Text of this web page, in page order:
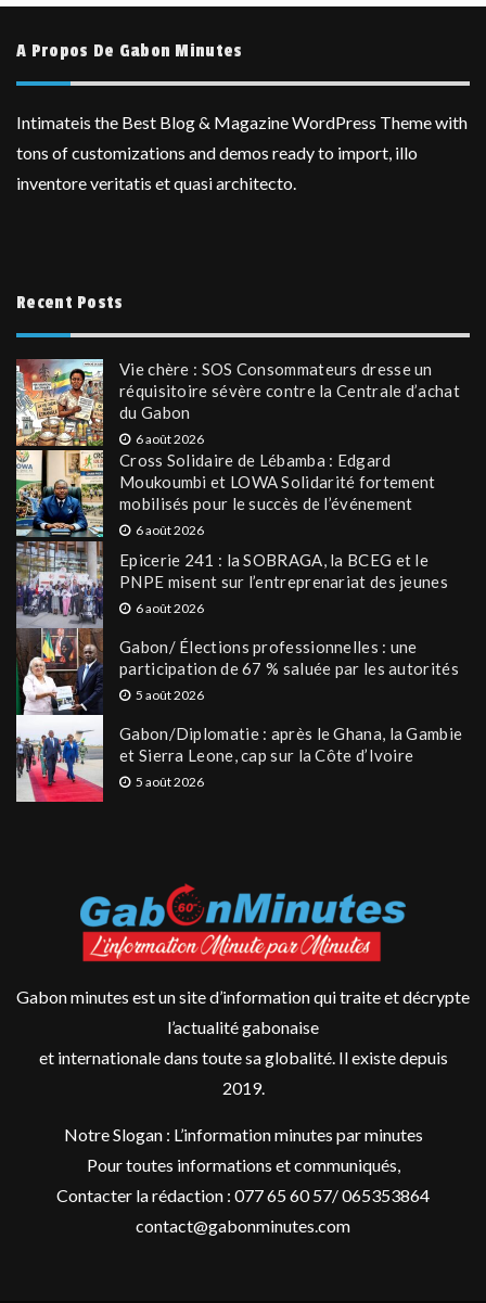
A Propos De Gabon Minutes
Intimateis the Best Blog & Magazine WordPress Theme with
tons of customizations and demos ready to import, illo
inventore veritatis et quasi architecto.
Recent Posts
Vie chère : SOS Consommateurs dresse un
réquisitoire sévère contre la Centrale d’achat
du Gabon
6 août 2026
Cross Solidaire de Lébamba : Edgard
Moukoumbi et LOWA Solidarité fortement
mobilisés pour le succès de l’événement
6 août 2026
Epicerie 241 : la SOBRAGA, la BCEG et le
PNPE misent sur l’entreprenariat des jeunes
6 août 2026
Gabon/ Élections professionnelles : une
participation de 67 % saluée par les autorités
5 août 2026
Gabon/Diplomatie : après le Ghana, la Gambie
et Sierra Leone, cap sur la Côte d’Ivoire
5 août 2026
Gabon minutes est un site d’information qui traite et décrypte
l’actualité gabonaise
et internationale dans toute sa globalité. Il existe depuis
2019.
Notre Slogan : L’information minutes par minutes
Pour toutes informations et communiqués,
Contacter la rédaction : 077 65 60 57/ 065353864
contact@gabonminutes.com